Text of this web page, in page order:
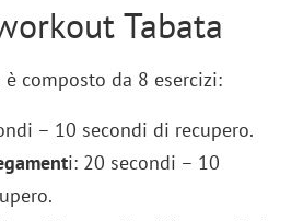
Tabata
composto da 8 esercizi:
– 10 secondi di recupero.
i: 20 secondi – 10